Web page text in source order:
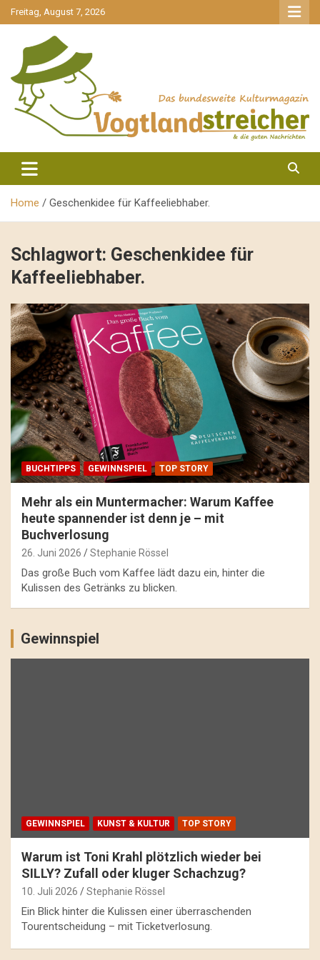
gehe
zum
Freitag, August 7, 2026
Vogtlandstreicher
Home Geschenkidee für Kaffeeliebhaber.
Schlagwort: Geschenkidee für
Kaffeeliebhaber.
BUCHTIPPS GEWINNSPIEL TOP STORY
Mehr als ein Muntermacher: Warum Kaffee
heute spannender ist denn je – mit
Buchverlosung
26. Juni 2026 Stephanie Rössel
Das große Buch vom Kaffee lädt dazu ein, hinter die
Kulissen des Getränks zu blicken.
Gewinnspiel
GEWINNSPIEL KUNST & KULTUR TOP STORY
Warum ist Toni Krahl plötzlich wieder bei
SILLY? Zufall oder kluger Schachzug?
10. Juli 2026 Stephanie Rössel
Ein Blick hinter die Kulissen einer überraschenden
Tourentscheidung – mit Ticketverlosung.